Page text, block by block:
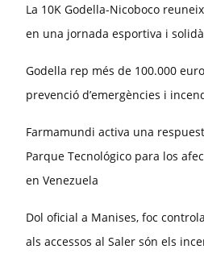
La 10K Godella-Nicoboco
en una jornada esportiva i
Godella rep més de 100.000
prevenció d’emergències i
Farmamundi activa una
Parque Tecnológico para los
en Venezuela
Dol oficial a Manises, foc
als accessos al Saler són els